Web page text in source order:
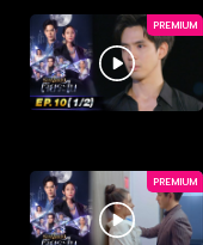
PREMIUM
PREMIUM